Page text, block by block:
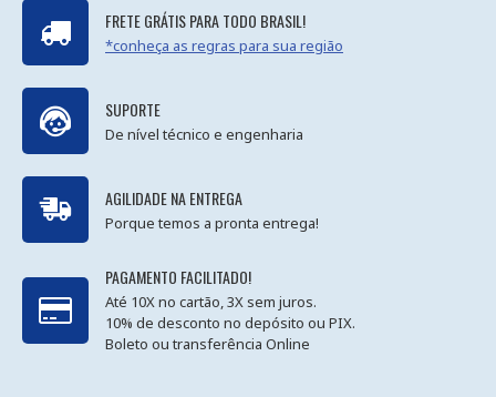
FRETE GRÁTIS PARA TODO BRASIL!
*conheça as regras para sua região
SUPORTE
De nível técnico e engenharia
AGILIDADE NA ENTREGA
Porque temos a pronta entrega!
PAGAMENTO FACILITADO!
Até 10X no cartão, 3X sem juros.
10% de desconto no depósito ou PIX.
Boleto ou transferência Online